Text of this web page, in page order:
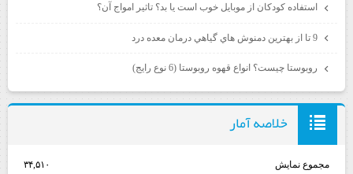
استفاده كودكان از موبايل خوب است يا بد؟ تاثير امواج آن؟
9 تا از بهترين دمنوش هاي گياهي درمان معده درد
روبوستا چيست؟ انواع قهوه روبوستا (6 نوع رايج)
خلاصه آمار
مجموع نمایش‌ ۳۴,۵۱۰